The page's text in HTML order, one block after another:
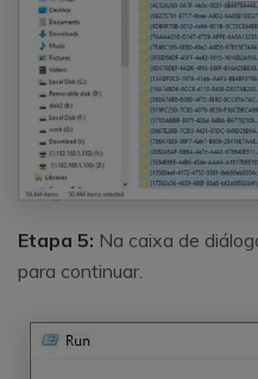
Etapa 5: Na caixa de
para continuar.